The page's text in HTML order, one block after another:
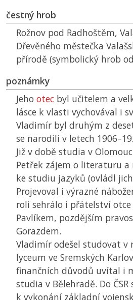
čestný hrob
Rožnov pod Radhoštěm,
Dřevěného městečka
přírodě (symbolický hrob
poznámky
Jeho otec byl učitelem a
lásce k vlasti vychovával i
Vladimír byl druhým z
se narodili v letech
Již v době studia v
Petřek zájem o literaturu
ke studiu jazyků (ovládl
Projevoval i výrazné
roli sehrálo i přátelství
Pavlíkem, pozdějším
Gorazdem.
Vladimír odešel studovat v
lyceum ve Sremských
finančních důvodů uvítal i
studia v Bělehradě. Do ČSR
k vykonání základní